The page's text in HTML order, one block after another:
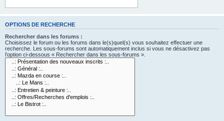
OPTIONS DE RECHERCHE
Rechercher dans les forums :
Choisissez le forum ou les forums dans le(s)quel(s) vous souhaitez effectuer une
recherche. Les sous-forums sont automatiquement inclus si vous ne désactivez pas
l’option ci-dessous « Rechercher dans les sous-forums ».